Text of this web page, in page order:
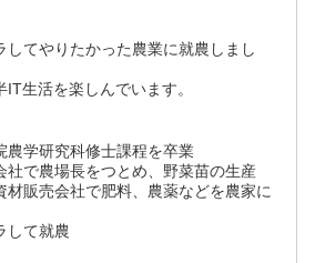
してやりたかった農業に就農しまし
IT生活を楽しんでいます。
農学研究科修士課程を卒業
社で農場長をつとめ、野菜苗の生産
材販売会社で肥料、農薬などを農家に
して就農